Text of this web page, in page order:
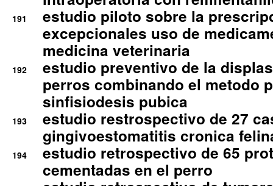
191
estudio piloto sobre la
excepcionales uso de
medicina veterinaria
192
estudio preventivo de la
perros combinando el metodo
sinfisiodesis pubica
193
estudio restrospectivo de 27
gingivoestomatitis cronica
194
estudio retrospectivo de 65
cementadas en el perro